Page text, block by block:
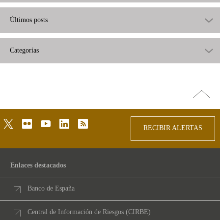
Últimos posts
Categorías
arriba
twitterflickr youtubelinkedinrss
RECIBIR ALERTAS
Enlaces destacados
Banco de España
Central de Información de Riesgos (CIRBE)